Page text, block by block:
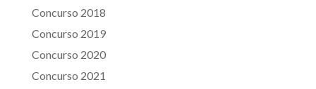
Concurso 2018
Concurso 2019
Concurso 2020
Concurso 2021